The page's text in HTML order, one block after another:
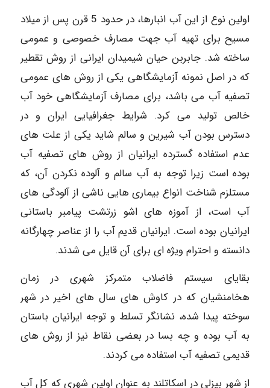
اولین نوع از این آب انبارها، در حدود 5 قرن پس از میلاد
مسیح برای تهیه آب جهت مصارف خصوصی و عمومی
ساخته شد. جابربن حیان شیمیدان ایرانی از روش تقطیر
که در اصل نمونه آزمایشگاهی یکی از روش های عمومی
تصفیه آب می باشد، برای مصارف آزمایشگاهی خود آب
خالص تولید می کرد. شرایط جغرافیایی ایران و در
دسترس بودن آب شیرین و سالم شاید یکی از علت های
عدم استفاده گسترده ایرانیان از روش های تصفیه آب
بوده است زیرا توجه به آب سالم و آلوده نکردن آن، که
مستلزم شناخت انواع بیماری هایی ناشی از آلودگی های
آب است، از آموزه های اشو زرتشت پیامبر باستانی
ایرانیان بوده است. ایرانیان قدیم آب را از عناصر چهارگانه
دانسته و احترام ویژه ای برای آن قایل می شدند.
بقایای سیستم فاضلاب متمرکز شهری در زمان
هخامنشیان که در کاوش های سال های اخیر در شهر
سوخته پیدا شده، نشانگر تسلط و توجه ایرانیان باستان
به آب بوده و چه بسا در بعضی نقاط نیز از روش های
قدیمی تصفیه آب استفاده می کردند.
از شهر بیزلی در اسکاتلند به عنوان اولین شهری که کل آب